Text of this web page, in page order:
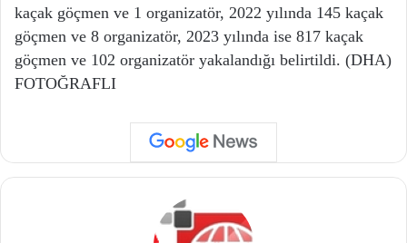
kaçak göçmen ve 1 organizatör, 2022 yılında 145 kaçak
göçmen ve 8 organizatör, 2023 yılında ise 817 kaçak
göçmen ve 102 organizatör yakalandığı belirtildi. (DHA)
FOTOĞRAFLI